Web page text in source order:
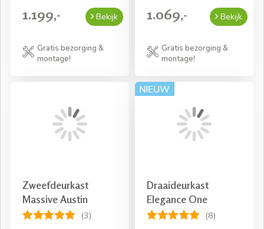
1.199,- Bekijk
Gratis bezorging &
montage!
1.069,- Bekijk
Gratis bezorging &
montage!
Zweefdeurkast
Massive Austin
(3)
Draaideurkast
Elegance One
(8)